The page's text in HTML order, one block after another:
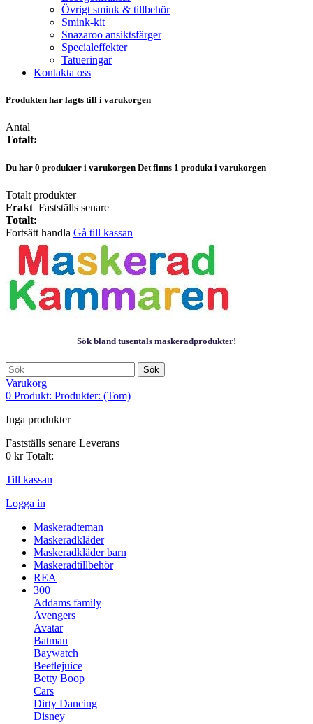
Övrigt smink & tillbehör
Smink-kit
Snazaroo ansiktsfärger
Specialeffekter
Tatueringar
Kontakta oss
Produkten har lagts till i varukorgen
Antal
Totalt:
Du har 0 produkter i varukorgen Det finns 1 produkt i varukorgen
Totalt produkter
Frakt Fastställs senare
Totalt:
Fortsätt handla Gå till kassan
Sök bland tusentals maskeradprodukter!
Sök
Varukorg
0 Produkt: Produkter: (Tom)
Inga produkter
Fastställs senare Leverans
0 kr Totalt:
Till kassan
Logga in
Maskeradteman
Maskeradkläder
Maskeradkläder barn
Maskeradtillbehör
REA
300
Addams family
Avengers
Avatar
Batman
Baywatch
Beetlejuice
Betty Boop
Cars
Dirty Dancing
Disney